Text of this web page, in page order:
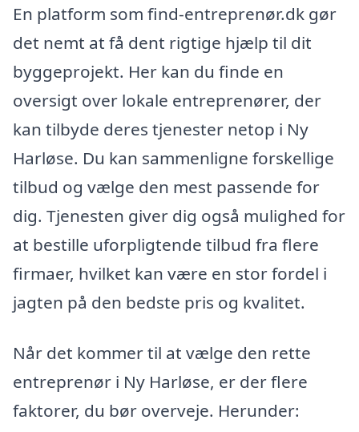
En platform som find-entreprenør.dk gør
det nemt at få dent rigtige hjælp til dit
byggeprojekt. Her kan du finde en
oversigt over lokale entreprenører, der
kan tilbyde deres tjenester netop i Ny
Harløse. Du kan sammenligne forskellige
tilbud og vælge den mest passende for
dig. Tjenesten giver dig også mulighed for
at bestille uforpligtende tilbud fra flere
firmaer, hvilket kan være en stor fordel i
jagten på den bedste pris og kvalitet.
Når det kommer til at vælge den rette
entreprenør i Ny Harløse, er der flere
faktorer, du bør overveje. Herunder: